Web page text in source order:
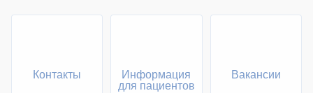
Контакты
Информация
для пациентов
Вакансии